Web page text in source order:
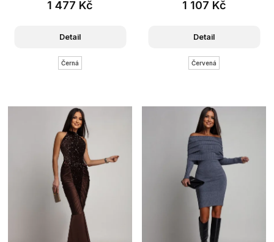
1 477 Kč
Detail
Černá
1 107 Kč
Detail
Červená